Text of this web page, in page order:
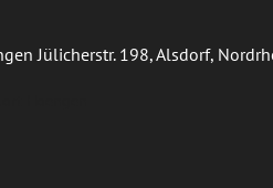
Jülicherstr. 198, Alsdorf,